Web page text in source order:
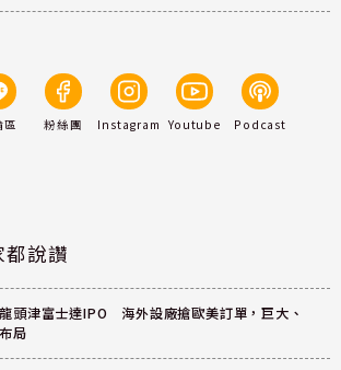
區 粉絲團 Instagram Youtube Podcast
都說讚
頭津富士達IPO 海外設廠搶歐美訂單，巨大、
局